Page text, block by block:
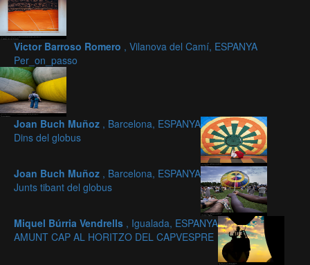
Victor Barroso Romero , Vilanova del Camí, ESPANYA
Per_on_passo
Joan Buch Muñoz , Barcelona, ESPANYA
Dins del globus
Joan Buch Muñoz , Barcelona, ESPANYA
Junts tibant del globus
Miquel Búrria Vendrells , Igualada, ESPANYA
AMUNT CAP AL HORITZO DEL CAPVESPRE